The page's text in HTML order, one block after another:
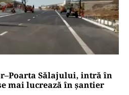
Sălajului, intră în
mai lucrează în șantier